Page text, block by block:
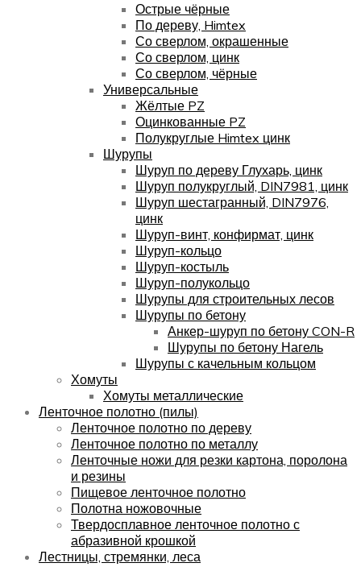
Острые чёрные
По дереву, Himtex
Со сверлом, окрашенные
Со сверлом, цинк
Со сверлом, чёрные
Универсальные
Жёлтые PZ
Оцинкованные PZ
Полукруглые Himtex цинк
Шурупы
Шуруп по дереву Глухарь, цинк
Шуруп полукруглый, DIN7981, цинк
Шуруп шестагранный, DIN7976,
цинк
Шуруп-винт, конфирмат, цинк
Шуруп-кольцо
Шуруп-костыль
Шуруп-полукольцо
Шурупы для строительных лесов
Шурупы по бетону
Анкер-шуруп по бетону CON-R
Шурупы по бетону Нагель
Шурупы с качельным кольцом
Хомуты
Хомуты металлические
Ленточное полотно (пилы)
Ленточное полотно по дереву
Ленточное полотно по металлу
Ленточные ножи для резки картона, поролона
и резины
Пищевое ленточное полотно
Полотна ножовочные
Твердосплавное ленточное полотно с
абразивной крошкой
Лестницы, стремянки, леса